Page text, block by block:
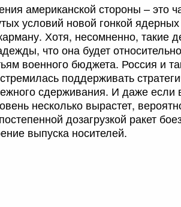
американской стороны – это
условий новой гонкой
Хотя, несомненно, такие
что она будет
военного бюджета. Россия и
поддерживать
сдерживания. И даже если
несколько вырастет,
дозагрузкой ракет
выпуска носителей.